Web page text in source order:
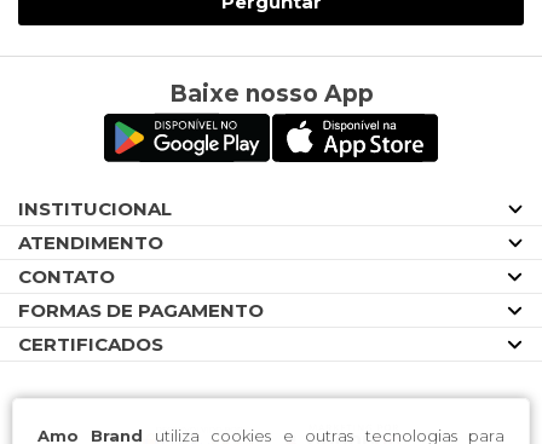
Amo Brand utiliza cookies e outras tecnologias para
Baixe nosso App
INSTITUCIONAL
ATENDIMENTO
CONTATO
FORMAS DE PAGAMENTO
CERTIFICADOS